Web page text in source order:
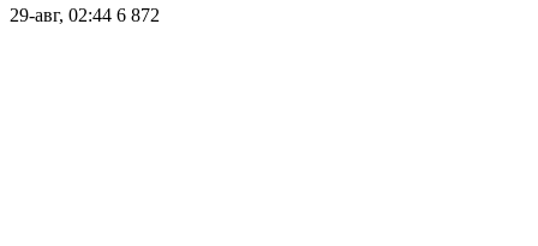
29-авг, 02:44 6 872